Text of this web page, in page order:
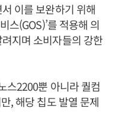
이를 보완하기 위해
스(GOS)’를 적용해 의
지며 소비자들의 강한
스2200뿐 아니라 퀄컴
, 해당 칩도 발열 문제